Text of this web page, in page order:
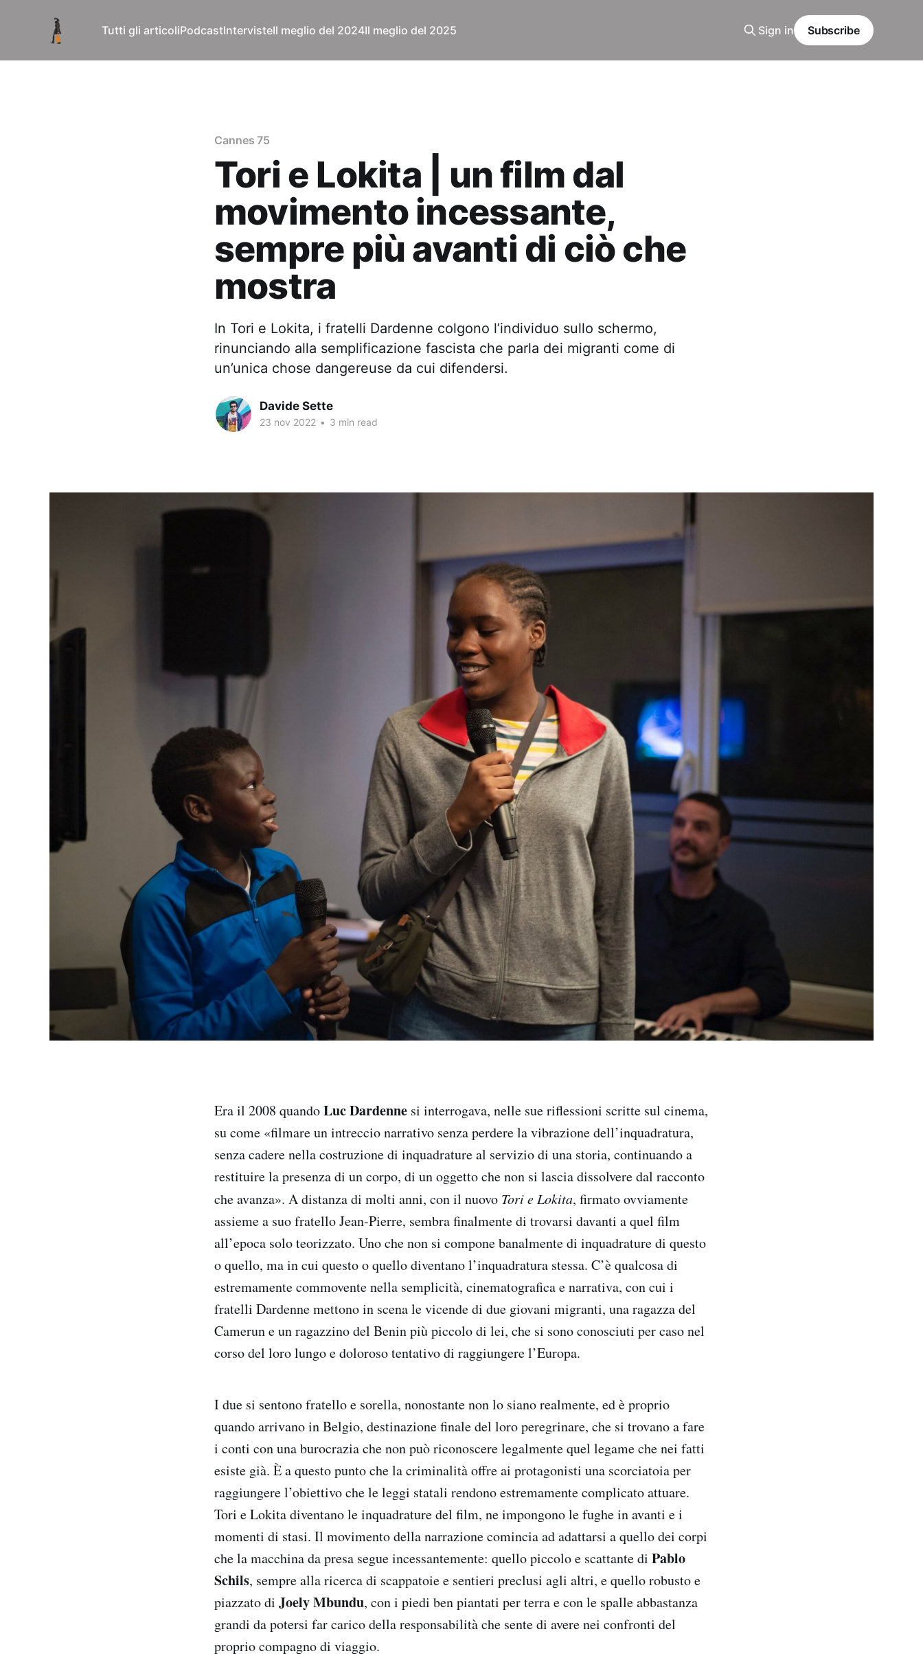
Tutti gli articoliPodcastIntervisteIl meglio del 2024Il meglio del 2025 Sign in Subscribe
Cannes 75
Tori e Lokita | un film dal
movimento incessante,
sempre più avanti di ciò che
mostra
In Tori e Lokita, i fratelli Dardenne colgono l’individuo sullo schermo,
rinunciando alla semplificazione fascista che parla dei migranti come di
un’unica chose dangereuse da cui difendersi.
Davide Sette
23 nov 2022 • 3 min read
Era il 2008 quandoLuc Dardenne si interrogava, nelle sue riflessioni scritte sul cinema,
su come «filmare un intreccio narrativo senza perdere la vibrazione dell’inquadratura,
senza cadere nella costruzione di inquadrature al servizio di una storia, continuando a
restituire la presenza di un corpo, di un oggetto che non si lascia dissolvere dal racconto
che avanza». A distanza di molti anni, con il nuovo Tori e Lokita, firmato ovviamente
assieme a suo fratello Jean-Pierre, sembra finalmente di trovarsi davanti a quel film
all’epoca solo teorizzato. Uno che non si compone banalmente di inquadrature di questo
o quello, ma in cui questo o quello diventano l’inquadratura stessa. C’è qualcosa di
estremamente commovente nella semplicità, cinematografica e narrativa, con cui i
fratelli Dardenne mettono in scena le vicende di due giovani migranti, una ragazza del
Camerun e un ragazzino del Benin più piccolo di lei, che si sono conosciuti per caso nel
corso del loro lungo e doloroso tentativo di raggiungere l’Europa.
I due si sentono fratello e sorella, nonostante non lo siano realmente, ed è proprio
quando arrivano in Belgio, destinazione finale del loro peregrinare, che si trovano a fare
i conti con una burocrazia che non può riconoscere legalmente quel legame che nei fatti
esiste già. È a questo punto che la criminalità offre ai protagonisti una scorciatoia per
raggiungere l’obiettivo che le leggi statali rendono estremamente complicato attuare.
Tori e Lokita diventano le inquadrature del film, ne impongono le fughe in avanti e i
momenti di stasi. Il movimento della narrazione comincia ad adattarsi a quello dei corpi
che la macchina da presa segue incessantemente: quello piccolo e scattante di Pablo
Schils, sempre alla ricerca di scappatoie e sentieri preclusi agli altri, e quello robusto e
piazzato di Joely Mbundu, con i piedi ben piantati per terra e con le spalle abbastanza
grandi da potersi far carico della responsabilità che sente di avere nei confronti del
proprio compagno di viaggio.